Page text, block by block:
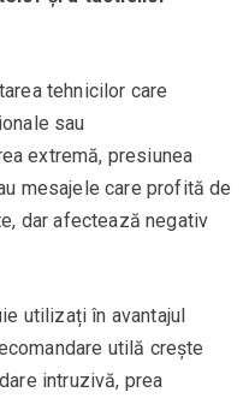
tehnicilor care
sau
extremă, presiunea
mesajele care profită de
dar afectează negativ
utilizați în avantajul
utilă crește
intruzivă, prea